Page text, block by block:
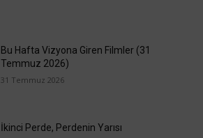
Bu Hafta Vizyona Giren Filmler (31
Temmuz 2026)
31 Temmuz 2026
İkinci Perde, Perdenin Yarısı